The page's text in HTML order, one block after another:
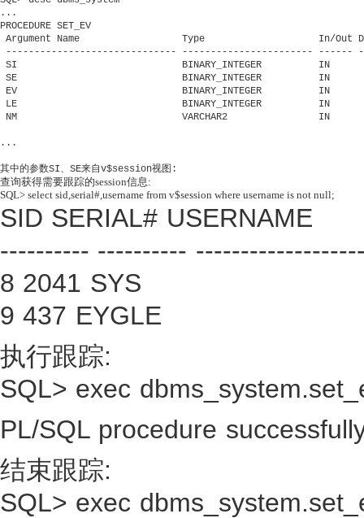
...
PROCEDURE SET_EV
Argument Name                  Type                    In/Out
------------------------------ ----------------------- ------
SI                             BINARY_INTEGER          IN
SE                             BINARY_INTEGER          IN
EV                             BINARY_INTEGER          IN
LE                             BINARY_INTEGER          IN
NM                             VARCHAR2                IN
...
其中的参数SI、SE来自v$session视图:
查询获得需要跟踪的session信息:
SQL> select sid,serial#,username from v$session where username is not null;
SID SERIAL# USERNAME
---------- ----------
8 2041 SYS
9 437 EYGLE
执行跟踪:
SQL> exec
PL/SQL procedure
结束跟踪:
SQL> exec